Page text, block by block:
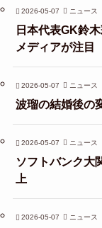
2026-05-07 ニュース
日本代表GK鈴
メディアが注目
2026-05-07 ニュース
波瑠の結婚後の
2026-05-07 ニュース
ソフトバンク大
上
2026-05-07 ニュース